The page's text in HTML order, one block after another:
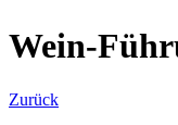
Wein-
Zurück